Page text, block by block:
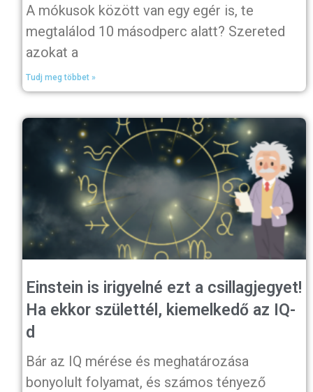
A mókusok között van egy egér is, te
megtalálod 10 másodperc alatt? Szereted
azokat a
Tudj meg többet »
Einstein is irigyelné ezt a csillagjegyet!
Ha ekkor születtél, kiemelkedő az IQ-
d
Bár az IQ mérése és meghatározása
bonyolult folyamat, és számos tényező